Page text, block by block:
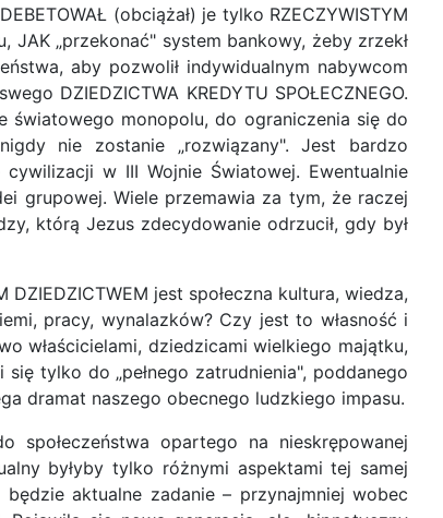
(obciążał) je tylko RZECZYWISTYM
JAK „przekonać" system bankowy, żeby zrzekł
aby pozwolił indywidualnym nabywcom
DZIEDZICTWA KREDYTU SPOŁECZNEGO.
światowego monopolu, do ograniczenia się do
nie zostanie „rozwiązany". Jest bardzo
w III Wojnie Światowej. Ewentualnie
grupowej. Wiele przemawia za tym, że raczej
którą Jezus zdecydowanie odrzucił, gdy był
DZIEDZICTWEM jest społeczna kultura, wiedza,
pracy, wynalazków? Czy jest to własność i
właścicielami, dziedzicami wielkiego majątku,
tylko do „pełnego zatrudnienia", poddanego
dramat naszego obecnego ludzkiego impasu.
społeczeństwa opartego na nieskrępowanej
byłyby tylko różnymi aspektami tej samej
aktualne zadanie – przynajmniej wobec